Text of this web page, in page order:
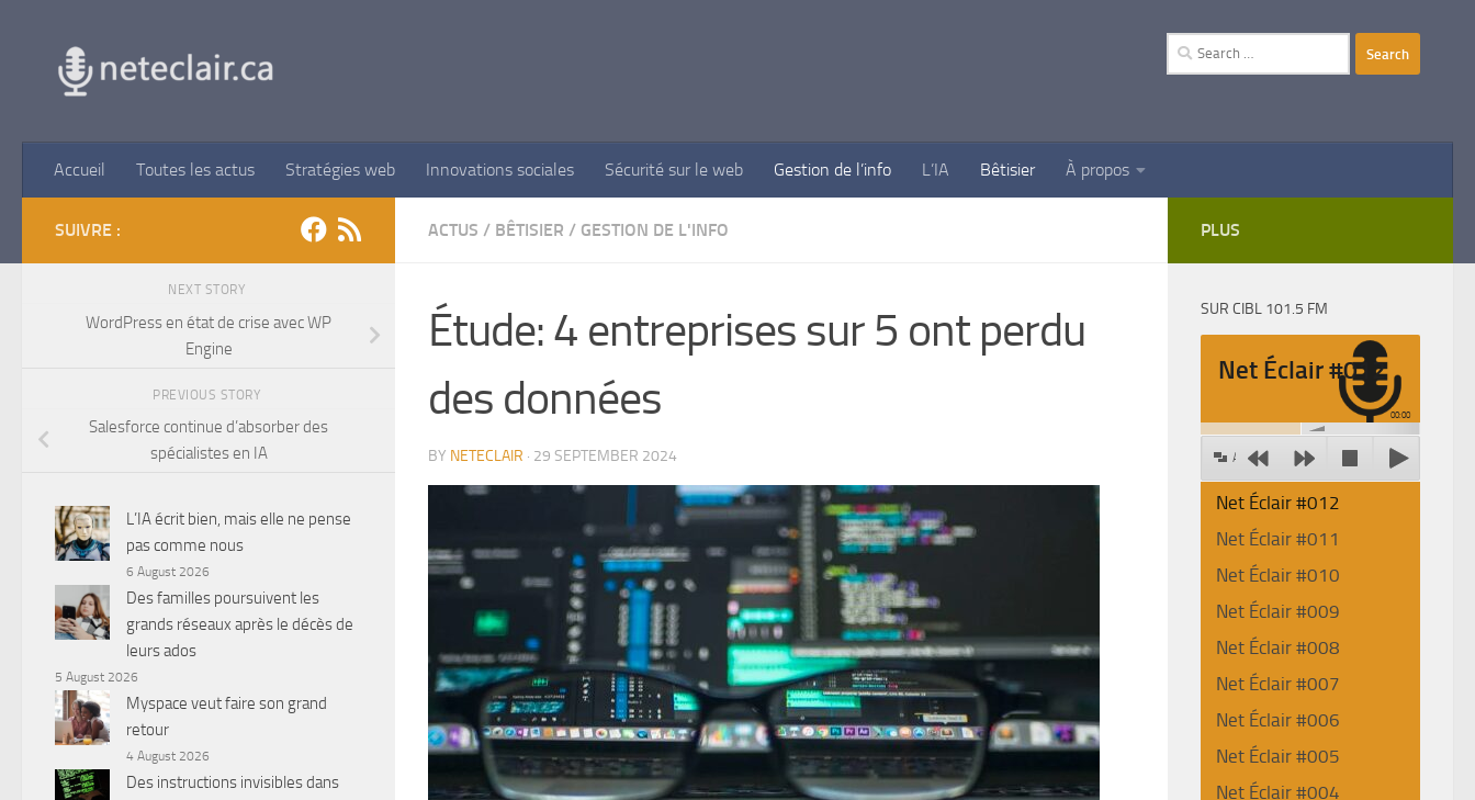
Search
for:
Accueil Toutes les actus Stratégies web Innovations sociales Sécurité sur le web Gestion de l’info L’IA Bêtisier À propos
ACTUS / BÊTISIER / GESTION DE L'INFO
Étude: 4 entreprises sur 5 ont perdu
des données
BY NETECLAIR · 29 SEPTEMBER 2024
SUIVRE :
NEXT STORY
WordPress en état de crise avec WP
Engine
PREVIOUS STORY
Salesforce continue d’absorber des
spécialistes en IA
L’IA écrit bien, mais elle ne pense
pas comme nous
6 August 2026
Des familles poursuivent les
grands réseaux après le décès de
leurs ados
5 August 2026
Myspace veut faire son grand
retour
4 August 2026
Des instructions invisibles dans
PLUS
SUR CIBL 101.5 FM
Net Éclair #012
00:00
Agrandir
Net Éclair #012
Net Éclair #011
Net Éclair #010
Net Éclair #009
Net Éclair #008
Net Éclair #007
Net Éclair #006
Net Éclair #005
Net Éclair #004